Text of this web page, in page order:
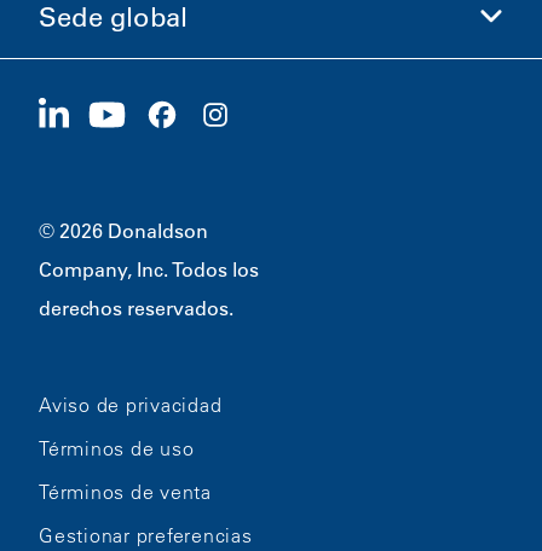
Carreras
Inversionistas
Sostenibilidad
Sede global
1400 W 94th Street
© 2026 Donaldson
Company, Inc. Todos los
derechos reservados.
Aviso de privacidad
Términos de uso
Términos de venta
Gestionar preferencias